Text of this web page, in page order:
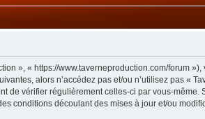
», « https://www.taverneproduction.com/forum
alors n’accédez pas et/ou n’utilisez pas «
de vérifier régulièrement celles-ci par vous-même.
conditions découlant des mises à jour et/ou